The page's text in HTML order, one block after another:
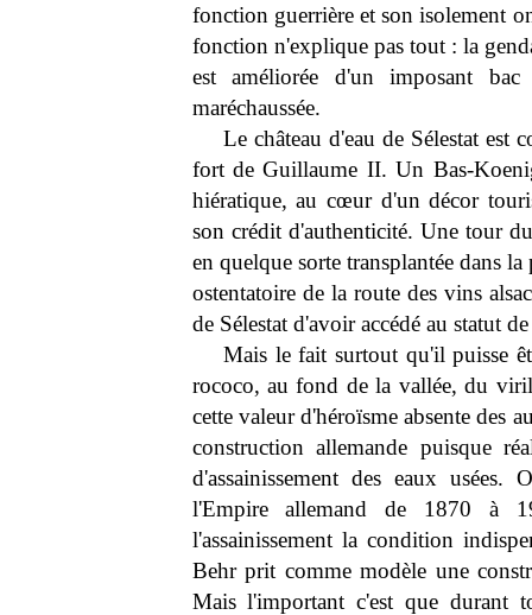
fonction guerrière et son isolement
fonction n'explique pas tout : la
est améliorée d'un imposant
maréchaussée.
Le château d'eau de Sélestat est
fort de Guillaume II. Un Bas-
hiératique, au cœur d'un décor
son crédit d'authenticité. Une tour
en quelque sorte transplantée dans
ostentatoire de la route des vins
de Sélestat d'avoir accédé au statut
Mais le fait surtout qu'il puisse
rococo, au fond de la vallée, du
cette valeur d'héroïsme absente des
construction allemande puisque
d'assainissement des eaux
l'Empire allemand de 1870 à
l'assainissement la condition
Behr prit comme modèle une
Mais l'important c'est que durant